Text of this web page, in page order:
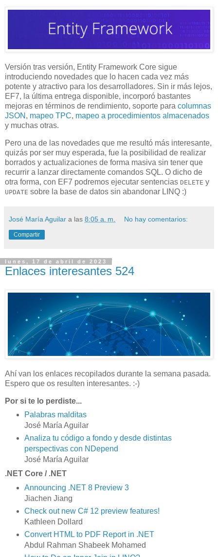
Versión tras versión, Entity Framework Core sigue
introduciendo novedades que lo hacen cada vez más
potente y atractivo para los desarrolladores. Sin ir más lejos,
EF7, la última entrega disponible, incorporó bastantes
mejoras en términos de rendimiento, soporte para columnas
JSON , mapeo TPC, mapeo a procedimientos almacenados
y muchas otras.
Pero una de las novedades que me resultó más interesante,
quizás por ser muy esperada, fue la posibilidad de realizar
borrados y actualizaciones de forma masiva sin tener que
recurrir a lanzar directamente comandos SQL. O dicho de
otra forma, con EF7 podremos ejecutar sentencias DELETE y
UPDATE sobre la base de datos sin abandonar LINQ :)
José María Aguilar a las 8:05 a. m. No hay comentarios:
Compartir
lunes, 17 de abril de 2023
Enlaces interesantes 524
Ahí van los enlaces recopilados durante la semana pasada.
Espero que os resulten interesantes. :-)
Por si te lo perdiste...
Palabras malditas
José María Aguilar
Analiza tu código a fondo y desde distintas
perspectivas con NDepend
José María Aguilar
.NET Core / .NET
Announcing .NET 8 Preview 3
Jiachen Jiang
Check out new C# 12 preview features!
Kathleen Dollard
Convert HTML to PDF Report in .NET
Abdul Rahman Shabeek Mohamed